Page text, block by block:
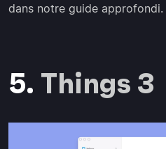
dans notre guide approfondi.
5. Things 3